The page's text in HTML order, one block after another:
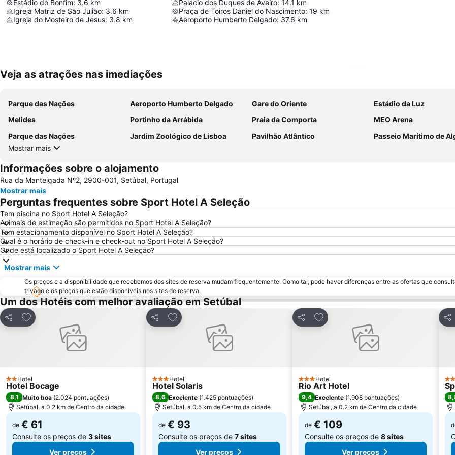
Estádio do Bonfim: 3.6 km
Igreja Matriz de São Julião: 3.6 km
Igreja do Mosteiro de Jesus: 3.8 km
Palácio dos Duques de Aveiro: 14.1 km
Praça de Toiros Daniel do Nascimento: 19 km
Aeroporto Humberto Delgado: 37.6 km
Veja as atrações nas imediações
Parque das Nações Aeroporto Humberto Delgado Gare do Oriente
Estádio da Luz
Melides
Portinho da Arrábida Praia da Comporta
MEO Arena
Parque das Nações
Jardim Zoológico de Lisboa Pavilhão Atlântico
Passeio Marítimo de
Mostrar mais
Informações sobre o alojamento
Rua da Manteigada Nº2, 2900-001, Setúbal, Portugal
Mostrar mais
Perguntas frequentes sobre Sport Hotel A Seleção
Tem piscina no Sport Hotel A Seleção?
Animais de estimação são permitidos no Sport Hotel A Seleção?
Tem estacionamento disponível no Sport Hotel A Seleção?
Qual é o horário de check-in e check-out no Sport Hotel A Seleção?
Onde está localizado o Sport Hotel A Seleção?
Mostrar mais
Os preços e a disponibilidade que recebemos dos sites de reserva mudam frequentemente. Como tal, pode haver diferenças entre as ofertas que
trivago e os preços que estão disponíveis nos sites de reserva.
Um dos Hotéis com melhor avaliação em Setúbal
Partilhar
Adicionar aos favoritos
2 Estrelas
Hotel
Hotel Bocage
8,1 Muito boa (2.024 pontuações)
Setúbal, a 0.2 km de Centro da cidade
de € 61
Consulte os preços de 3 sites
Ver preços
Partilhar
Adicionar aos favoritos
3 Estrelas
Hotel
Hotel Solaris
8,6 Excelente (1.425 pontuações)
Setúbal, a 0.5 km de Centro da cidade
de € 93
Consulte os preços de 7 sites
Ver preços
Partilhar
Adicionar aos favoritos
3 Estrelas
Hotel
Rio Art Hotel
9,4 Excelente (1.908 pontuações)
Setúbal, a 0.2 km de Centro da cidade
de € 109
Consulte os preços de 8 sites
Ver preços
2